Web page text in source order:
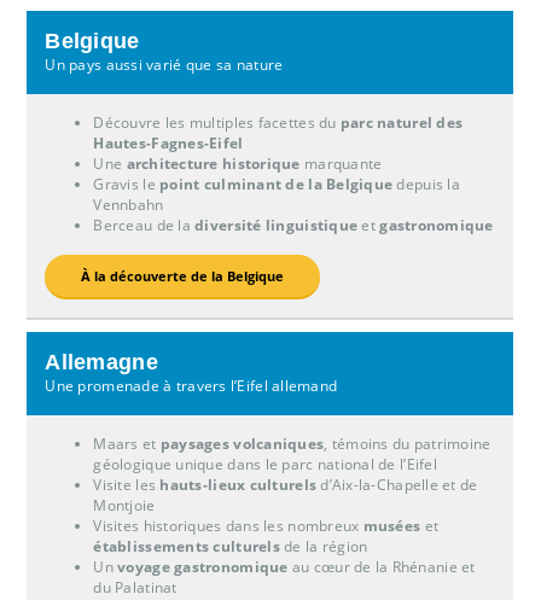
Belgique
Un pays aussi varié que sa nature
Découvre les multiples facettes du parc naturel des
Hautes-Fagnes-Eifel
Une architecture historique marquante
Gravis le point culminant de la Belgiquedepuis la
Vennbahn
Berceau de la diversité linguistiqueetgastronomique
À la découverte de la Belgique
Allemagne
Une promenade à travers l’Eifel allemand
Maars et paysages volcaniques, témoins du patrimoine
géologique unique dans le parc national de l’Eifel
Visite les hauts-lieux culturelsd’Aix-la-Chapelle et de
Montjoie
Visites historiques dans les nombreux musées et
établissements culturelsde la région
Unvoyage gastronomique au cœur de la Rhénanie et
du Palatinat